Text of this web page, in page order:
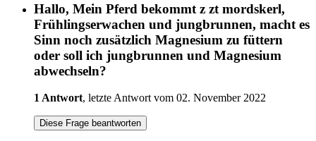
Hallo, Mein Pferd bekommt z zt mordskerl,
Frühlingserwachen und jungbrunnen, macht es
Sinn noch zusätzlich Magnesium zu füttern
oder soll ich jungbrunnen und Magnesium
abwechseln?
1 Antwort, letzte Antwort vom 02. November 2022
Diese Frage beantworten